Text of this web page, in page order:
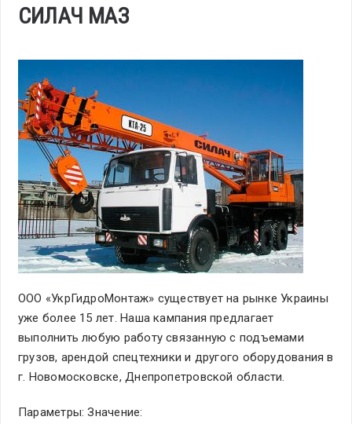
СИЛАЧ МАЗ
ООО «УкрГидроМонтаж» существует на рынке Украины
уже более 15 лет. Наша кампания предлагает
выполнить любую работу связанную с подъемами
грузов, арендой спецтехники и другого оборудования в
г. Новомосковске, Днепропетровской области.
Параметры: Значение: